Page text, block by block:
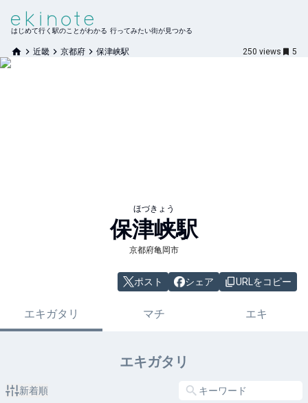
はじめて行く駅のことがわかる 行ってみたい街が見つかる
近畿 京都府 保津峡駅 250 views 5
ほづきょう
保津峡駅
京都府亀岡市
ポスト シェア URLをコピー
エキガタリ マチ エキ
エキガタリ
新着順